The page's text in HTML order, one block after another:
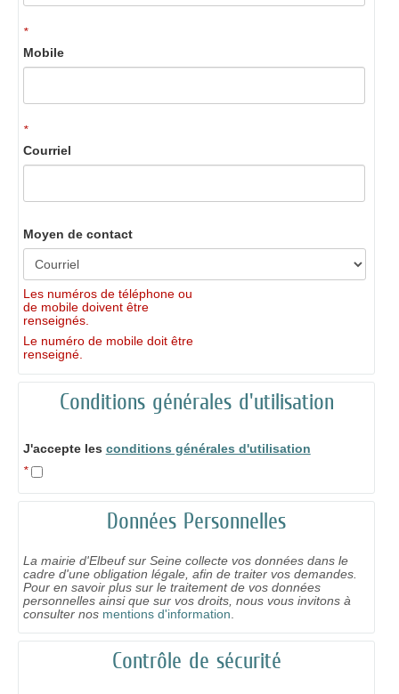
*
Mobile
*
Courriel
Moyen de contact
Les numéros de téléphone ou
de mobile doivent être
renseignés.
Le numéro de mobile doit être
renseigné.
Conditions générales d'utilisation
J'accepte les conditions générales d'utilisation
*
Données Personnelles
La mairie d'Elbeuf sur Seine collecte vos données dans le
cadre d'une obligation légale, afin de traiter vos demandes.
Pour en savoir plus sur le traitement de vos données
personnelles ainsi que sur vos droits, nous vous invitons à
consulter nos mentions d'information
Contrôle de sécurité